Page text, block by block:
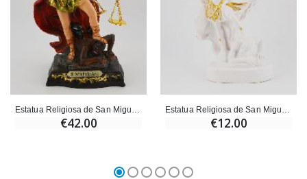
€42.00 €12.00